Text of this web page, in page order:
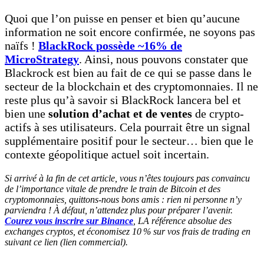
Quoi que l’on puisse en penser et bien qu’aucune
information ne soit encore confirmée, ne soyons pas
naïfs ! BlackRock possède ~16% de
MicroStrategy. Ainsi, nous pouvons constater que
Blackrock est bien au fait de ce qui se passe dans le
secteur de la blockchain et des cryptomonnaies. Il ne
reste plus qu’à savoir si BlackRock lancera bel et
bien une solution d’achat et de ventes de crypto-
actifs à ses utilisateurs. Cela pourrait être un signal
supplémentaire positif pour le secteur… bien que le
contexte géopolitique actuel soit incertain.
Si arrivé à la fin de cet article, vous n’êtes toujours pas convaincu
de l’importance vitale de prendre le train de Bitcoin et des
cryptomonnaies, quittons-nous bons amis : rien ni personne n’y
parviendra ! À défaut, n’attendez plus pour préparer l’avenir.
Courez vous inscrire sur Binance , LA référence absolue des
exchanges cryptos, et économisez 10 % sur vos frais de trading en
suivant ce lien (lien commercial).